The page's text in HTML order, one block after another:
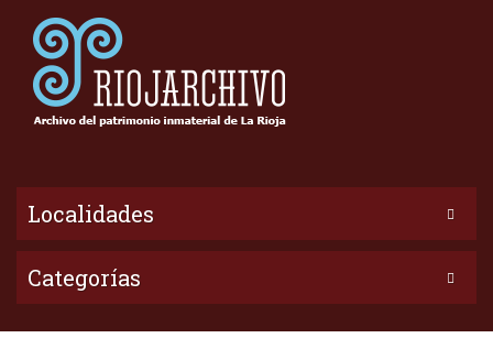
Localidades
Categorías